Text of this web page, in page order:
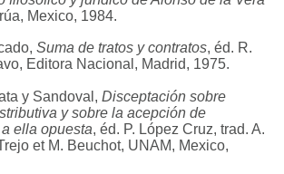
Mexico, 1984.
Suma de tratos y contratos, éd. R.
Editora Nacional, Madrid, 1975.
y Sandoval, Disceptación sobre
y sobre la acepción de
ella opuesta, éd. P. López Cruz, trad. A.
et M. Beuchot, UNAM, Mexico,